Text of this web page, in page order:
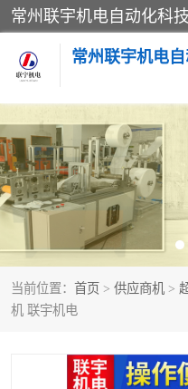
常州联宇机电
当前位置： 首页 > 供应商机 >
机 联宇机电
压花定型机以及压花模具
高频热合机
超声波复合压花机
3040凹凸压花机
高频压花压标机